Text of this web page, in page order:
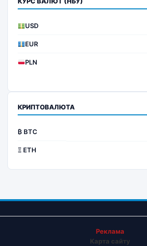
USD
EUR
PLN
КРИПТОВАЛЮТА
₿ BTC
Ξ ETH
Реклама
Карта сайту